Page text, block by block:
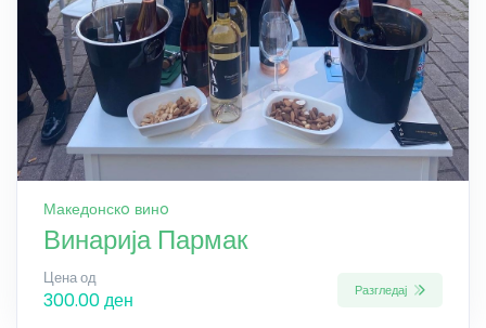
Македонскo винo
Винарија Пармак
Цена од
300.00 ден Разгледај